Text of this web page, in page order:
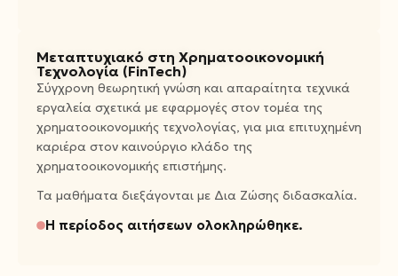
Μεταπτυχιακό στη Χρηματοοικονομική
Τεχνολογία (FinTech)
Σύγχρονη θεωρητική γνώση και απαραίτητα τεχνικά
εργαλεία σχετικά με εφαρμογές στον τομέα της
χρηματοοικονομικής τεχνολογίας, για μια επιτυχημένη
καριέρα στον καινούργιο κλάδο της
χρηματοοικονομικής επιστήμης.
Τα μαθήματα διεξάγονται με Δια Ζώσης διδασκαλία.
Η περίοδος αιτήσεων ολοκληρώθηκε.